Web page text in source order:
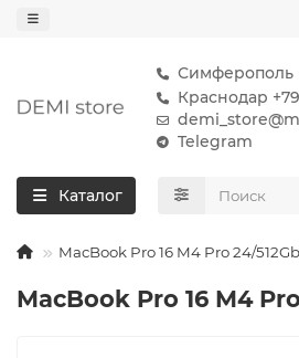
Симферополь
Краснодар
Telegram
Каталог
MacBook Pro 16 M4 Pro 24/512Gb
MacBook Pro 16 M4